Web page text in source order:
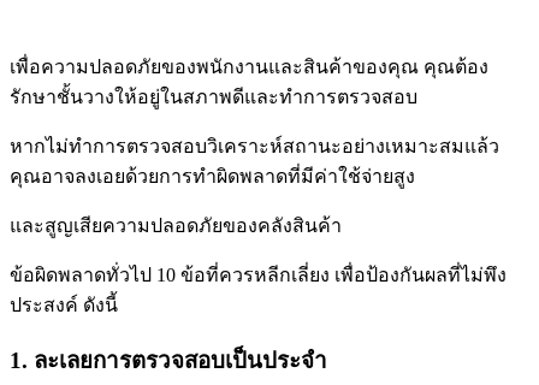
เพื่อความปลอดภัยของพนักงานและสินค้าของคุณ คุณต้อง
รักษาชั้นวางให้อยู่ในสภาพดีและทำการตรวจสอบ
หากไม่ทำการตรวจสอบวิเคราะห์สถานะอย่างเหมาะสมแล้ว
คุณอาจลงเอยด้วยการทำผิดพลาดที่มีค่าใช้จ่ายสูง
และสูญเสียความปลอดภัยของคลังสินค้า
ข้อผิดพลาดทั่วไป 10 ข้อที่ควรหลีกเลี่ยง เพื่อป้องกันผลที่ไม่พึง
ประสงค์ ดังนี้
1. ละเลยการตรวจสอบเป็นประจำ